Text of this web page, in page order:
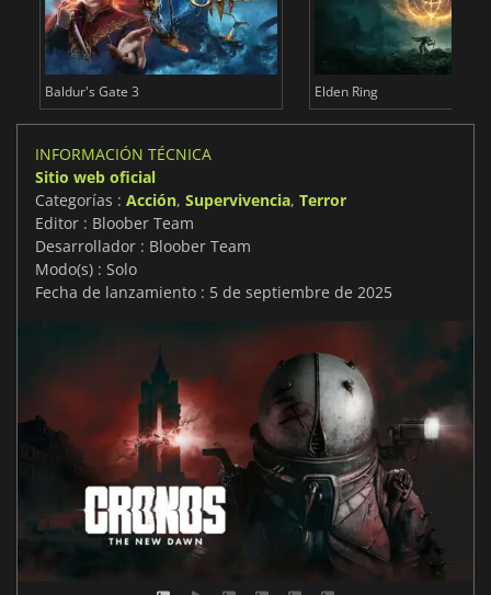
Baldur's Gate 3 Elden Ring
INFORMACIÓN TÉCNICA
Sitio web oficial
Categorías : Acción, Supervivencia, Terror
Editor : Bloober Team
Desarrollador : Bloober Team
Modo(s) : Solo
Fecha de lanzamiento : 5 de septiembre de 2025